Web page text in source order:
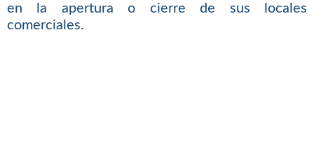
en la apertura o cierre de sus locales
comerciales.